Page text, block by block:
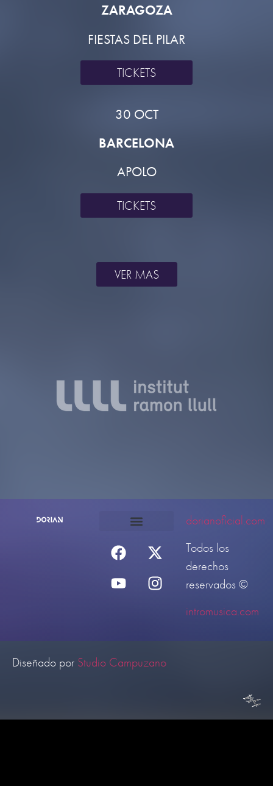
ZARAGOZA
FIESTAS DEL PILAR
TICKETS
30 OCT
BARCELONA
APOLO
TICKETS
VER MAS
dorianoficial.com
Todos los
derechos
reservados ©
intromusica.com
Diseñado por Studio Campuzano